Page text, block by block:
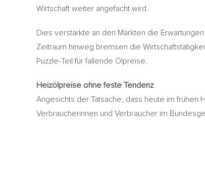
Wirtschaft weiter angefacht wird.
Dies verstärkte an den Märkten die
Zeitraum hinweg bremsen die
Puzzle-Teil für fallende Ölpreise.
Heizölpreise ohne feste Tendenz
Angesichts der Tatsache, dass heute im
Verbraucherinnen und Verbraucher im